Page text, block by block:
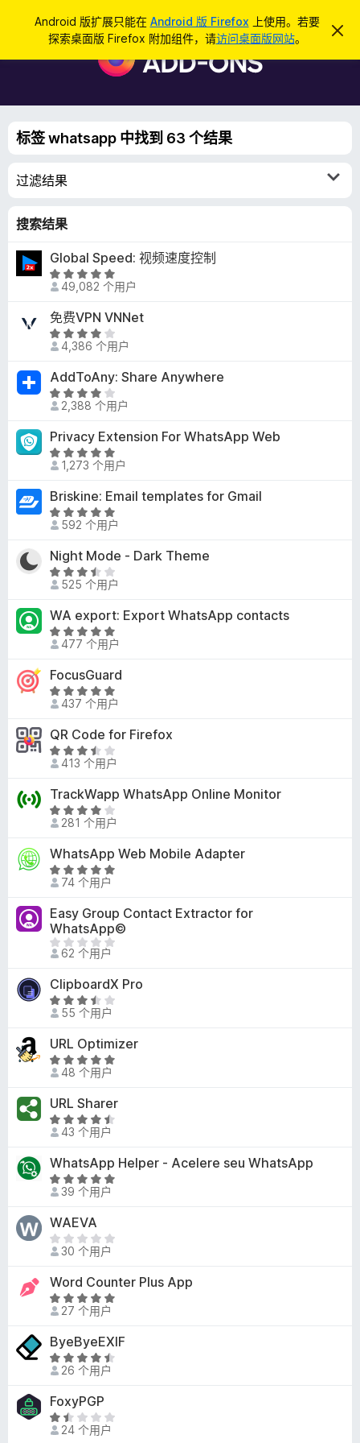
Android 版扩展只能在 Android 版 Firefox 上使用。若要
探索桌面版 Firefox 附加组件，请访问桌面版网站。
忽
F
i
e
o
加
标签 whatsapp 中找到 63 个结果
过滤结果
搜索结果
Global Speed: 视频速度控制
评
分
4
.
8
5
49,082 个用户
免费VPN VNNet
评
分
4
/
5
4,386 个用户
AddToAny: Share Anywhere
评
分
4
.
1
5
2,388 个用户
Privacy Extension For WhatsApp Web
评
分
5
/
5
1,273 个用户
Briskine: Email templates for Gmail
评
分
4
.
8
5
592 个用户
Night Mode - Dark Theme
评
分
3
7
5
525 个用户
WA export: Export WhatsApp contacts
评
分
5
/
5
477 个用户
FocusGuard
评
分
4
9
5
437 个用户
QR Code for Firefox
评
分
3
7
5
413 个用户
TrackWapp WhatsApp Online Monitor
评
分
4
/
5
281 个用户
WhatsApp Web Mobile Adapter
评
分
5
/
5
74 个用户
Easy Group Contact Extractor for
WhatsApp©
目
前
尚
无
评
62 个用户
ClipboardX Pro
评
分
3
7
5
55 个用户
URL Optimizer
评
分
5
/
5
48 个用户
URL Sharer
评
分
4
5
5
43 个用户
WhatsApp Helper - Acelere seu WhatsApp
评
分
5
/
5
39 个用户
WAEVA
目
前
尚
无
评
30 个用户
Word Counter Plus App
评
分
5
/
5
27 个用户
ByeByeEXIF
评
分
4
.
5
26 个用户
FoxyPGP
评
分 24 个用户